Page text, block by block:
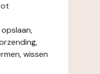
wissen